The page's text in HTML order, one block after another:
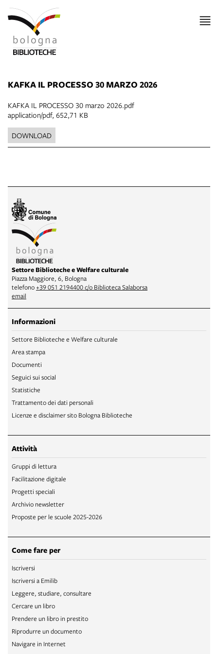
KAFKA IL PROCESSO 30 MARZO 2026
KAFKA IL PROCESSO 30 marzo 2026.pdf
application/pdf, 652,71 KB
DOWNLOAD
Settore Biblioteche e Welfare culturale
Piazza Maggiore, 6, Bologna
telefono+39 051 2194400 c/o Biblioteca Salaborsa
email
Informazioni
Settore Biblioteche e Welfare culturale
Area stampa
Documenti
Seguici sui social
Statistiche
Trattamento dei dati personali
Licenze e disclaimer sito Bologna Biblioteche
Attività
Gruppi di lettura
Facilitazione digitale
Progetti speciali
Archivio newsletter
Proposte per le scuole 2025-2026
Come fare per
Iscriversi
Iscriversi a Emilib
Leggere, studiare, consultare
Cercare un libro
Prendere un libro in prestito
Riprodurre un documento
Navigare in Internet